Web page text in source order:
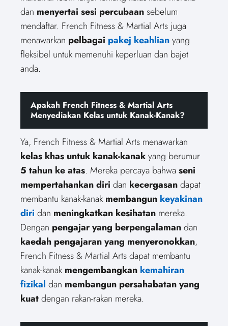
dan menyertai sesi percubaansebelum
mendaftar. French Fitness & Martial Arts juga
menawarkan pelbagai pakej keahlianyang
fleksibel untuk memenuhi keperluan dan bajet
anda.
Apakah French Fitness & Martial Arts
Menyediakan Kelas untuk Kanak-Kanak?
Ya, French Fitness & Martial Arts menawarkan
kelas khas untuk kanak-kanakyang berumur
5 tahun ke atas. Mereka percaya bahwaseni
mempertahankan diri dan kecergasandapat
membantu kanak-kanak membangun keyakinan
diri dan meningkatkan kesihatan mereka.
Dengan pengajar yang berpengalamandan
kaedah pengajaran yang menyeronokkan,
French Fitness & Martial Arts dapat membantu
kanak-kanak mengembangkan kemahiran
fizikal dan membangun persahabatan yang
kuatdengan rakan-rakan mereka.